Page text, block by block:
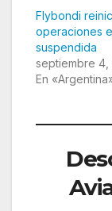
Flybondi
operaciones
suspendida
septiembre 4,
En